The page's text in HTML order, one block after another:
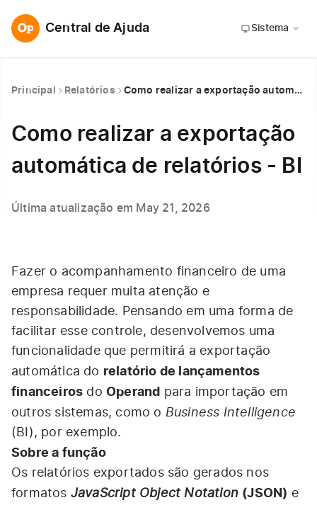
Central de Ajuda Sistema
Principal Relatórios Como realizar a exportação automática de relatórios - BI
Como realizar a exportação
automática de relatórios - BI
Última atualização em May 21, 2026
Fazer o acompanhamento financeiro de uma
empresa requer muita atenção e
responsabilidade. Pensando em uma forma de
facilitar esse controle, desenvolvemos uma
funcionalidade que permitirá a exportação
automática do relatório de lançamentos
financeiros do Operand para importação em
outros sistemas, como o Business Intelligence
(BI), por exemplo.
Sobre a função
Os relatórios exportados são gerados nos
formatos JavaScript Object Notation (JSON) e